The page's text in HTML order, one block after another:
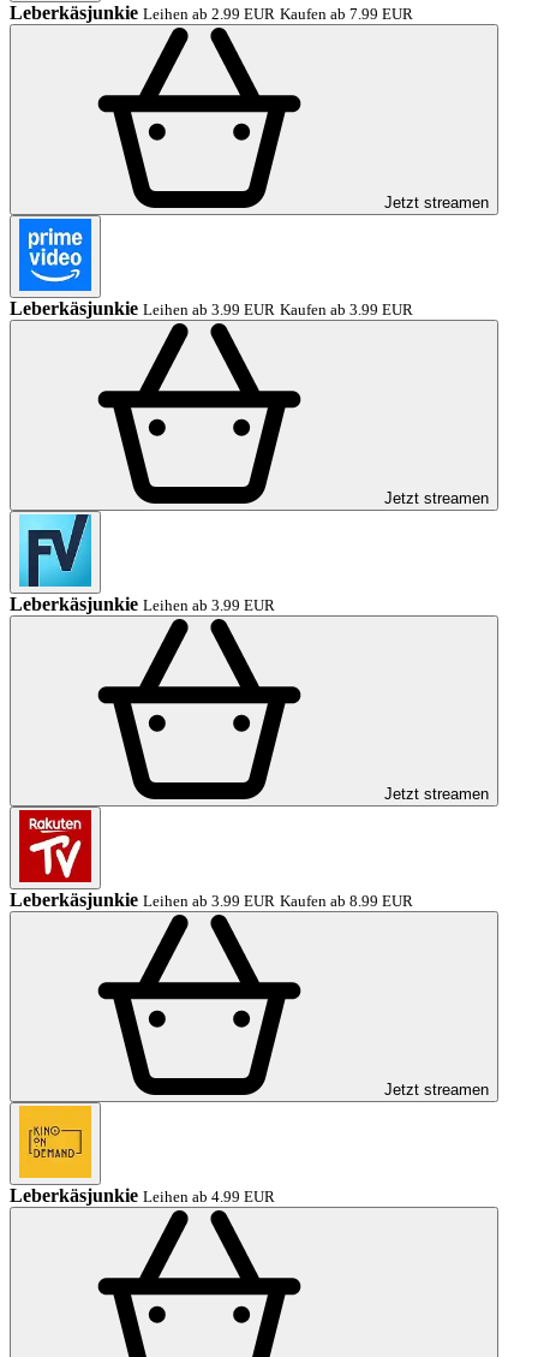
Leberkäsjunkie Leihen ab 2.99 EUR Kaufen ab 7.99 EUR
Jetzt streamen
Leberkäsjunkie Leihen ab 3.99 EUR Kaufen ab 3.99 EUR
Jetzt streamen
Leberkäsjunkie Leihen ab 3.99 EUR
Jetzt streamen
Leberkäsjunkie Leihen ab 3.99 EUR Kaufen ab 8.99 EUR
Jetzt streamen
Leberkäsjunkie Leihen ab 4.99 EUR